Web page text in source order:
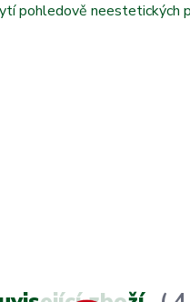
pohledově neestetických